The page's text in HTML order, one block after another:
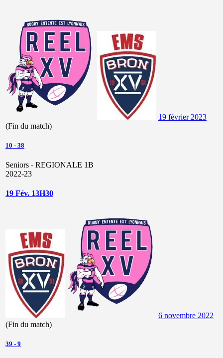
19 février 2023
(Fin du match)
10 - 38
Seniors - REGIONALE 1B
2022-23
19 Fév. 13H30
6 novembre 2022
(Fin du match)
39 - 9